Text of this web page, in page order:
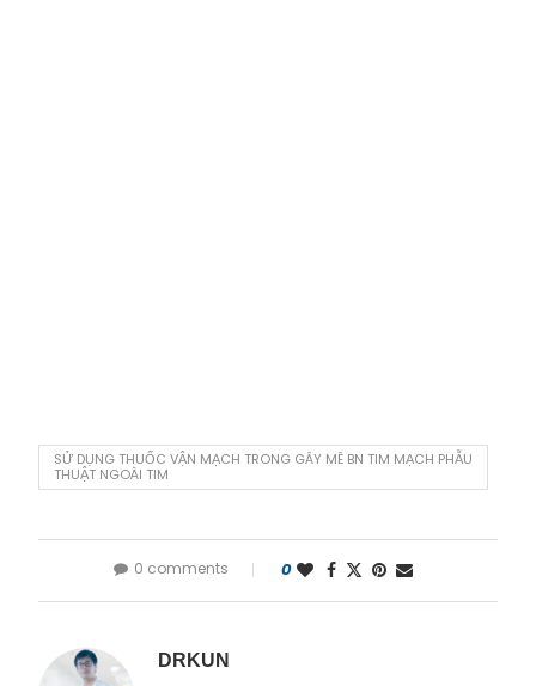
SỬ DỤNG THUỐC VẬN MẠCH TRONG GÂY MÊ BN TIM MẠCH PHẪU
THUẬT NGOÀI TIM
0 comments 0
DRKUN